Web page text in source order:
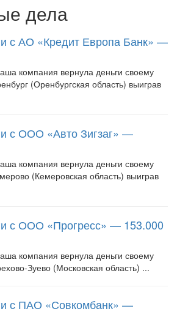
дела
с АО «Кредит Европа Банк» —
компания вернула деньги своему
(Оренбургская область) выиграв
с ООО «Авто Зигзаг» —
компания вернула деньги своему
(Кемеровская область) выиграв
с ООО «Прогресс» — 153.000
компания вернула деньги своему
Зуево (Московская область) ...
с ПАО «Совкомбанк» —